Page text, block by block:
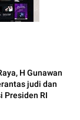
H Gunawan
Presiden RI